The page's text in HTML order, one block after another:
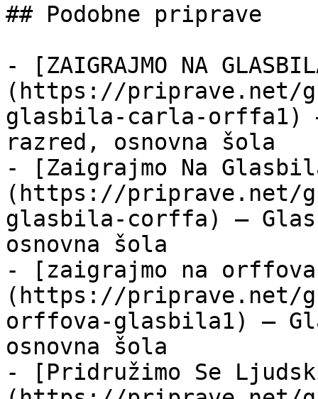
## Podobne priprave
- [ZAIGRAJMO NA
(https://priprave.net/
glasbila-carla-orffa1)
razred, osnovna šola
- [Zaigrajmo Na
(https://priprave.net/
glasbila-corffa) —
osnovna šola
- [zaigrajmo na
(https://priprave.net/
orffova-glasbila1) —
osnovna šola
- [Pridružimo Se